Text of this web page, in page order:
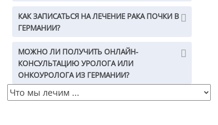
КАК ЗАПИСАТЬСЯ НА ЛЕЧЕНИЕ РАКА ПОЧКИ В
ГЕРМАНИИ?
МОЖНО ЛИ ПОЛУЧИТЬ ОНЛАЙН-
КОНСУЛЬТАЦИЮ УРОЛОГА ИЛИ
ОНКОУРОЛОГА ИЗ ГЕРМАНИИ?